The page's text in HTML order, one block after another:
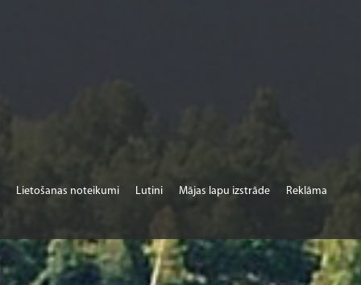
Lietošanas noteikumi Lutini Mājas lapu izstrāde Reklāma